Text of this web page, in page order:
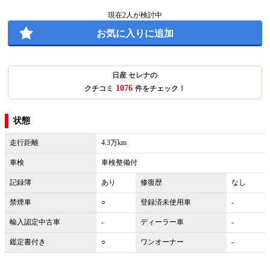
現在2人が検討中
お気に入りに追加
日産 セレナの
クチコミ 1076 件をチェック！
状態
走行距離 4.3万km
車検 車検整備付
記録簿 あり 修復歴 なし
禁煙車 ○ 登録済未使用車 -
輸入認定中古車 - ディーラー車 -
鑑定書付き ○ ワンオーナー -